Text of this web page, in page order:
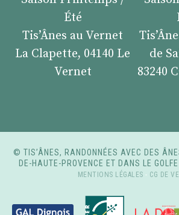
Été
Tis’Ânes au Vernet
La Clapette, 04140 Le
Vernet
de
83240
© TIS’ÂNES, RANDONNÉES AVEC DES
DE-HAUTE-PROVENCE ET DANS LE
MENTIONS LÉGALES - CG DE